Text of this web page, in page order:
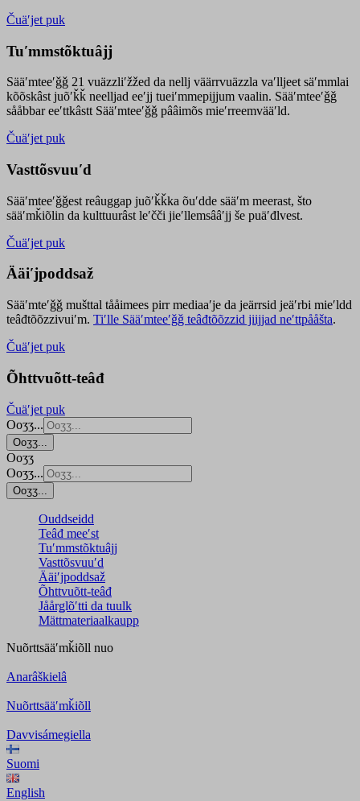
Čuäʹjet puk
Tuʹmmstõktuâjj
Sääʹmteeʹǧǧ 21 vuäzzliʹžžed da nellj väärrvuäzzla vaʹlljeet säʹmmlai
kõõskâst juõʹǩǩ neelljad eeʹjj tueiʹmmepijjum vaalin. Sääʹmteeʹǧǧ
sååbbar eeʹttkâstt Sääʹmteeʹǧǧ pââimõs mieʹrreemvääʹld.
Čuäʹjet puk
Vasttõsvuuʹd
Sääʹmteeʹǧǧest reâuggap juõʹǩǩka õuʹdde sääʹm meerast, što
sääʹmǩiõlin da kulttuurâst leʹčči jieʹllemsââʹjj še puäʹđlvest.
Čuäʹjet puk
Ääiʹjpoddsaž
Sääʹmteʹǧǧ mušttal tååimees pirr mediaaʹje da jeärrsid jeäʹrbi mieʹldd
teâđtõõzzivuiʹm. Tiʹlle Sääʹmteeʹǧǧ teâđtõõzzid jiijjad neʹttpååšta.
Čuäʹjet puk
Õhttvuõtt-teâđ
Čuäʹjet puk
Ooʒʒ...
Ooʒʒ...
Ooʒʒ
Ooʒʒ...
Ooʒʒ...
Ouddseidd
Teâđ meeʹst
Tuʹmmstõktuâjj
Vasttõsvuuʹd
Ääiʹjpoddsaž
Õhttvuõtt-teâđ
Jåårǥlõʹtti da tuulk
Mättmateriaalkaupp
Nuõrttsääʹmǩiõll nuo
Anarâškielâ
Nuõrttsääʹmǩiõll
Davvisámegiella
Suomi
English